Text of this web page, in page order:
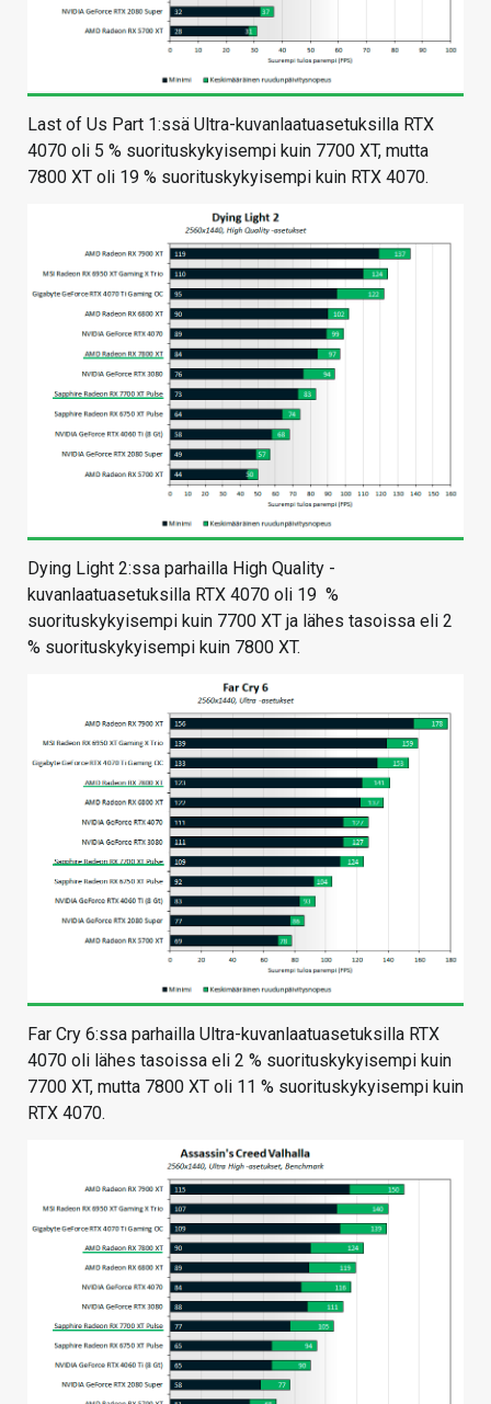
Last of Us Part 1:ssä Ultra-kuvanlaatuasetuksilla RTX
4070 oli 5 % suorituskykyisempi kuin 7700 XT, mutta
7800 XT oli 19 % suorituskykyisempi kuin RTX 4070.
Dying Light 2:ssa parhailla High Quality -
kuvanlaatuasetuksilla RTX 4070 oli 19 %
suorituskykyisempi kuin 7700 XT ja lähes tasoissa eli 2
% suorituskykyisempi kuin 7800 XT.
Far Cry 6:ssa parhailla Ultra-kuvanlaatuasetuksilla RTX
4070 oli lähes tasoissa eli 2 % suorituskykyisempi kuin
7700 XT, mutta 7800 XT oli 11 % suorituskykyisempi kuin
RTX 4070.